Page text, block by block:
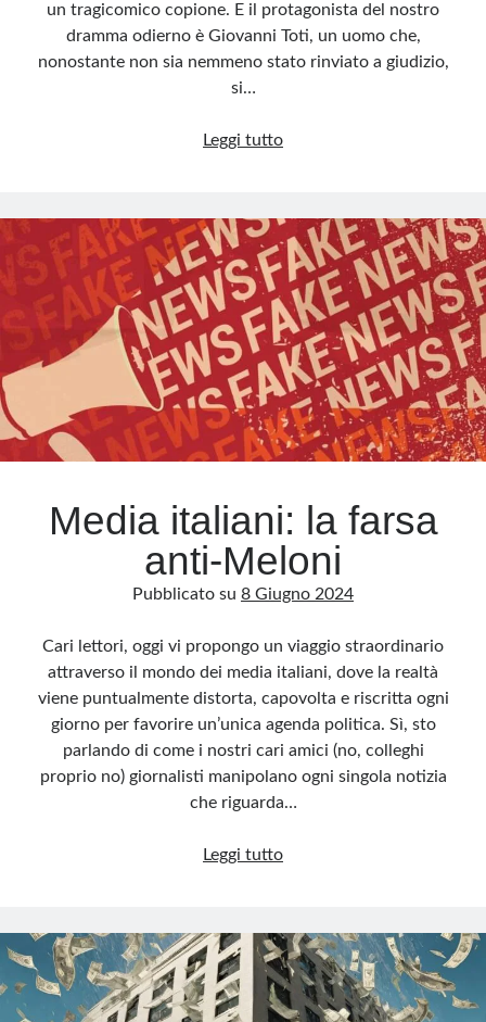
un tragicomico copione. E il protagonista del nostro
dramma odierno è Giovanni Toti, un uomo che,
nonostante non sia nemmeno stato rinviato a giudizio,
si…
Leggi tuttoLa
arresti
domiciliari
di
Toti
Media italiani: la farsa
anti-Meloni
Pubblicato su 8 Giugno 2024
Cari lettori, oggi vi propongo un viaggio straordinario
attraverso il mondo dei media italiani, dove la realtà
viene puntualmente distorta, capovolta e riscritta ogni
giorno per favorire un’unica agenda politica. Sì, sto
parlando di come i nostri cari amici (no, colleghi
proprio no) giornalisti manipolano ogni singola notizia
che riguarda…
Leggi tuttoMedia
farsa
anti-
Meloni